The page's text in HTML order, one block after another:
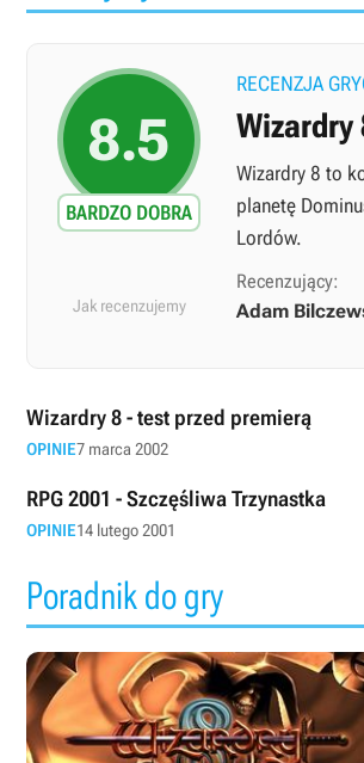
8.5
BARDZO DOBRA
RECENZJA
Wizardry
Wizardry 8 to
planetę
Lordów.
Jak recenzujemy
Recenzujący:
Adam
Wizardry 8 - test przed premierą
OPINIE7 marca 2002
RPG 2001 - Szczęśliwa Trzynastka
OPINIE14 lutego 2001
Poradnik do gry